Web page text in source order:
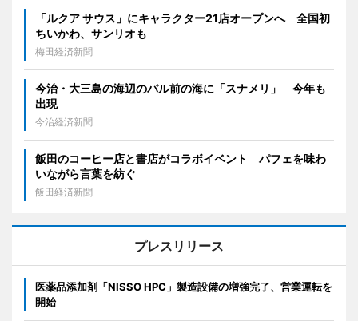
「ルクア サウス」にキャラクター21店オープンへ 全国初
ちいかわ、サンリオも
梅田経済新聞
今治・大三島の海辺のバル前の海に「スナメリ」 今年も
出現
今治経済新聞
飯田のコーヒー店と書店がコラボイベント パフェを味わ
いながら言葉を紡ぐ
飯田経済新聞
プレスリリース
医薬品添加剤「NISSO HPC」製造設備の増強完了、営業運転を
開始